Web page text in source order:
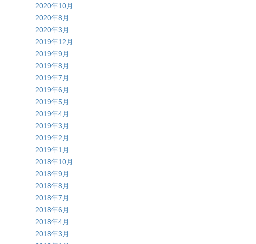
2020年10月
2020年8月
2020年3月
2019年12月
2019年9月
2019年8月
2019年7月
2019年6月
2019年5月
2019年4月
2019年3月
2019年2月
2019年1月
2018年10月
2018年9月
2018年8月
2018年7月
2018年6月
2018年4月
2018年3月